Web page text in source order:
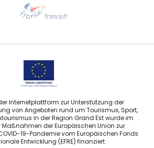
Sie uns per E-Mail an
Internetplattform zur Unterstützung der
von Angeboten rund um Tourismus, Sport,
in der Region Grand Est wurde im
der Europäischen Union zur
19-Pandemie vom Europäischen Fonds
Entwicklung (EFRE) finanziert.